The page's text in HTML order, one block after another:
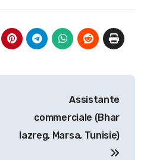
Assistante
commerciale (Bhar
lazreg, Marsa, Tunisie)